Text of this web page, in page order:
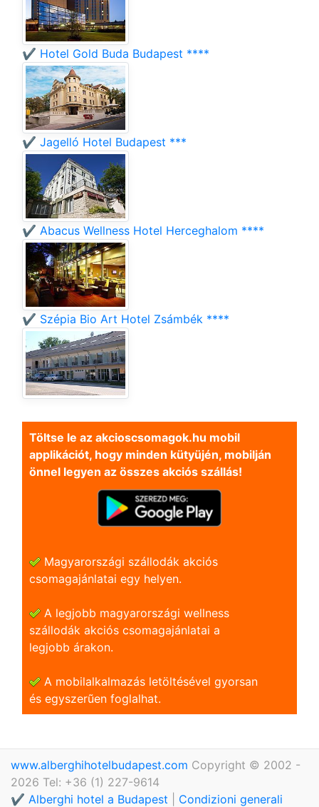
✔️ Hotel Gold Buda Budapest ****
✔️ Jagelló Hotel Budapest ***
✔️ Abacus Wellness Hotel Herceghalom ****
✔️ Szépia Bio Art Hotel Zsámbék ****
Töltse le az akcioscsomagok.hu mobil
applikációt, hogy minden kütyüjén, mobilján
önnel legyen az összes akciós szállás!
Magyarországi szállodák akciós
csomagajánlatai egy helyen.
A legjobb magyarországi wellness
szállodák akciós csomagajánlatai a
legjobb árakon.
A mobilalkalmazás letöltésével gyorsan
és egyszerũen foglalhat.
www.alberghihotelbudapest.com Copyright © 2002 -
2026 Tel: +36 (1) 227-9614
✔️ Alberghi hotel a Budapest
Condizioni generali